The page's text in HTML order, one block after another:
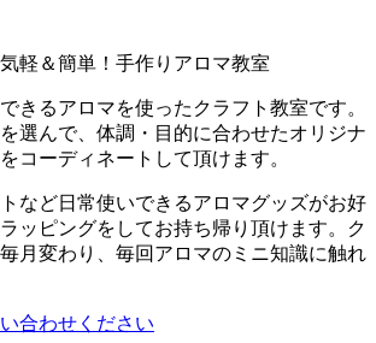
軽＆簡単！手作りアロマ教室
きるアロマを使ったクラフト教室です。
選んで、体調・目的に合わせたオリジナ
コーディネートして頂けます。
など日常使いできるアロマグッズがお好
ッピングをしてお持ち帰り頂けます。ク
月変わり、毎回アロマのミニ知識に触れ
合わせください